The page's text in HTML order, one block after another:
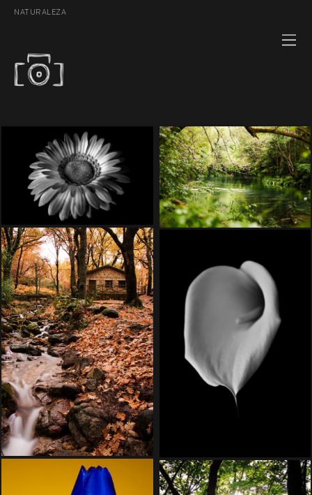
NATURALEZA